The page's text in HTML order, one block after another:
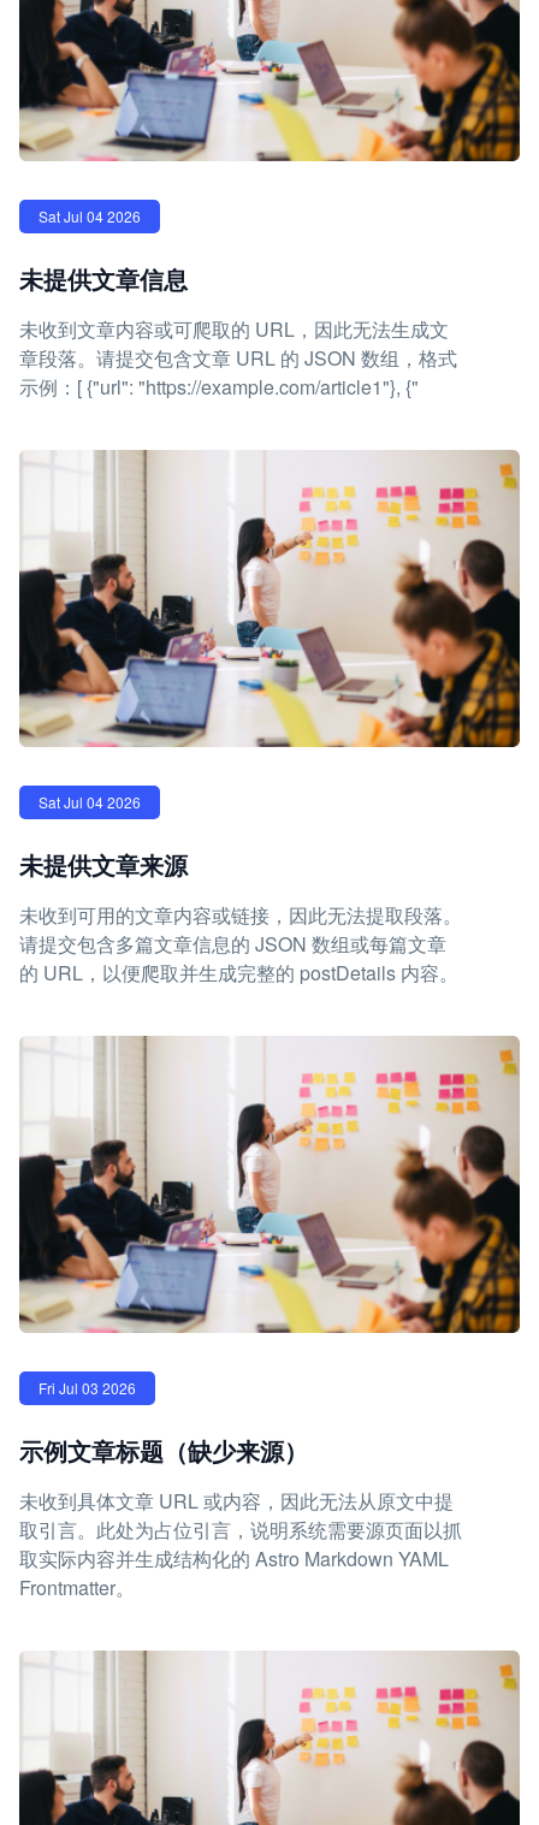
Sat Jul 04 2026
未提供文章信息
未收到文章内容或可爬取的 URL，因此无法生成文
章段落。请提交包含文章 URL 的 JSON 数组，格式
示例：[ {"url": "https://example.com/article1"}, {"
Sat Jul 04 2026
未提供文章来源
未收到可用的文章内容或链接，因此无法提取段落。
请提交包含多篇文章信息的 JSON 数组或每篇文章
的 URL，以便爬取并生成完整的 postDetails 内容。
Fri Jul 03 2026
示例文章标题（缺少来源）
未收到具体文章 URL 或内容，因此无法从原文中提
取引言。此处为占位引言，说明系统需要源页面以抓
取实际内容并生成结构化的 Astro Markdown YAML
Frontmatter。